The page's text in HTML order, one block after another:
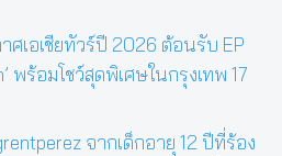
าศเอเชียทัวร์ปี 2026 ต้อนรับ EP
พร้อมโชว์สุดพิเศษในกรุงเทพ 17